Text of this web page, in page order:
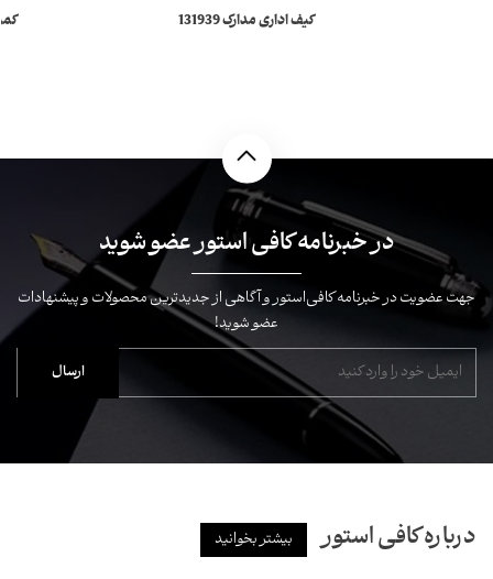
کیف اداری مدارک 131939
کمربند
در خبرنامه کافی استور عضو شوید
جهت عضویت در خبرنامه کافی‌استور و آگاهی از جدیدترین محصولات و پیشنهادات
عضو شوید!
درباره کافی استور بیشتر بخوانید